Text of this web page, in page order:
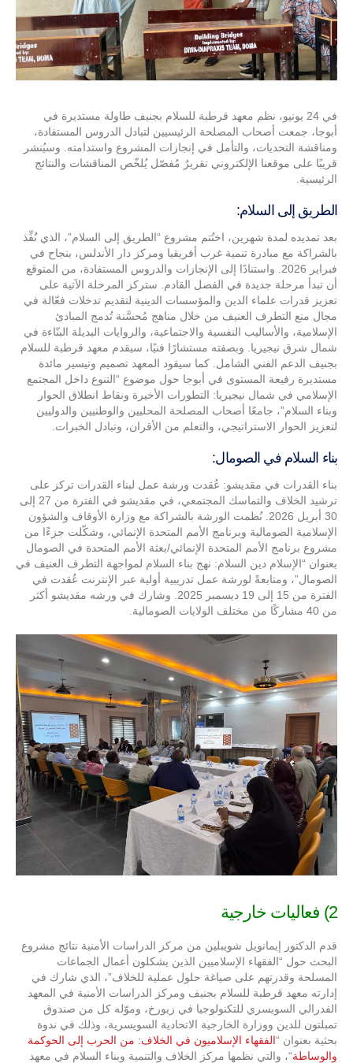
في 24 يونيو، نظم معهد قرطبة للسلام بجنيف طاولة مستديرة في
أبوجا، جمعت أصحاب المصلحة الرئيسيين لتبادل الدروس المستفادة،
ومناقشة التحديات، والتأمل في إنجازات المشروع واستدامته. وسيُنشر
قريبًا على موقعنا الإلكتروني تقريرٌ مُفصّل يُلخّص المناقشات والنتائج
الرئيسية.
الطريق إلى السلام:
بعد تمديده لمدة شهرين، اختُتم مشروع “الطريق إلى السلام”، الذي نُفِّذ
بالشراكة مع مبادرة تنمية غرب أفريقيا ومركز دار الأندلس، بنجاح في
فبراير 2026. واستنادًا إلى الإنجازات والدروس المستفادة، من المتوقع
أن تبدأ مرحلة جديدة في الفصل القادم. ستركز المرحلة الآتية على
تعزيز قدرات علماء الدين والمؤسسات الدينية لتقديم تدخلات فعّالة في
مجال منع التطرف العنيف من خلال مناهج مُحسَّنة تُدمج المبادئ
الإسلامية، والأساليب النفسية والاجتماعية، والروايات البديلة البنّاءة في
شمال شرق نيجيريا. وبصفته مستشارًا فنيًا، سيقدم معهد قرطبة للسلام
بجنيف الدعم الفني الشامل. كما سيقود المعهد تصميم وتيسير مائدة
مستديرة رفيعة المستوى في أبوجا حول موضوع “التنوع داخل المجتمع
الإسلامي في شمال نيجيريا: التطورات الأخيرة ونقاط انطلاق الحوار
وبناء السلام”، جامعًا أصحاب المصلحة المحليين والوطنيين والدوليين
لتعزيز الحوار الاستراتيجي، والتعلم من الأقران، وتبادل الخبرات.
بناء السلام في الصومال:
بناء القدرات في مقديشو: عُقدت ورشة عمل لبناء القدرات تركز على
ترشيد الخلاف والتماسك المجتمعي، في مقديشو في الفترة من 27 إلى
30 أبريل 2026. نُظمت الورشة بالشراكة مع وزارة الأوقاف والشؤون
الإسلامية الصومالية وبرنامج الأمم المتحدة الإنمائي، وشكّلت جزءًا من
مشروع برنامج الأمم المتحدة الإنمائي/بعثة الأمم المتحدة في الصومال
بعنوان “الإسلام دين السلام: نهج بناء السلام لمواجهة التطرف العنيف في
الصومال”، ومتابعةً لورشة عمل تدريبية أولية عبر الإنترنت عُقدت في
الفترة من 15 إلى 19 ديسمبر 2025. وشارك في ورشه مقديشو أكثر
من 40 مشاركًا من مختلف الولايات الصومالية.
2) فعاليات خارجية
قدم الدكتور إيمانويل شويبلين من مركز الدراسات الأمنية نتائج مشروع
البحث حول “الفقهاء الإسلاميين الذين يشكلون أعمال الجماعات
المسلحة وقدرتهم على صياغة حلول عملية للخلاف”، الذي شارك في
إدارته معهد قرطبة للسلام بجنيف ومركز الدراسات الأمنية في المعهد
الفدرالي السويسري للتكنولوجيا في زيورخ، وموّله كل من صندوق
تمبلتون للدين ووزارة الخارجية الاتحادية السويسرية، وذلك في ندوة
بحثية بعنوان “الفقهاء الإسلاميون في الخلاف: من الحرب إلى الحوكمة
والوساطة“، والتي نظمها مركز الخلاف والتنمية وبناء السلام في معهد